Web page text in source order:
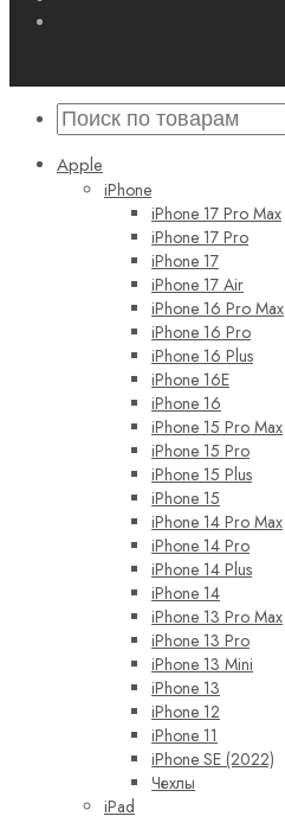
Apple
iPhone
iPhone 17 Pro Max
iPhone 17 Pro
iPhone 17
iPhone 17 Air
iPhone 16 Pro Max
iPhone 16 Pro
iPhone 16 Plus
iPhone 16E
iPhone 16
iPhone 15 Pro Max
iPhone 15 Pro
iPhone 15 Plus
iPhone 15
iPhone 14 Pro Max
iPhone 14 Pro
iPhone 14 Plus
iPhone 14
iPhone 13 Pro Max
iPhone 13 Pro
iPhone 13 Mini
iPhone 13
iPhone 12
iPhone 11
iPhone SE (2022)
Чехлы
iPad